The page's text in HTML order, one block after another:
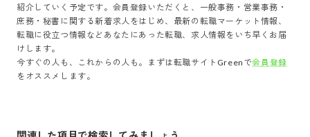
紹介していく予定です。会員登録いただくと、 一般事務・営業事務・
庶務・秘書 に関する新着求人をはじめ、最新の転職マーケット情報、
転職に役立つ情報などあなたにあった転職、求人情報をいち早くお届
けします。
今すぐの人も、これからの人も。まずは転職サイトGreenで会員登録
をオススメします。